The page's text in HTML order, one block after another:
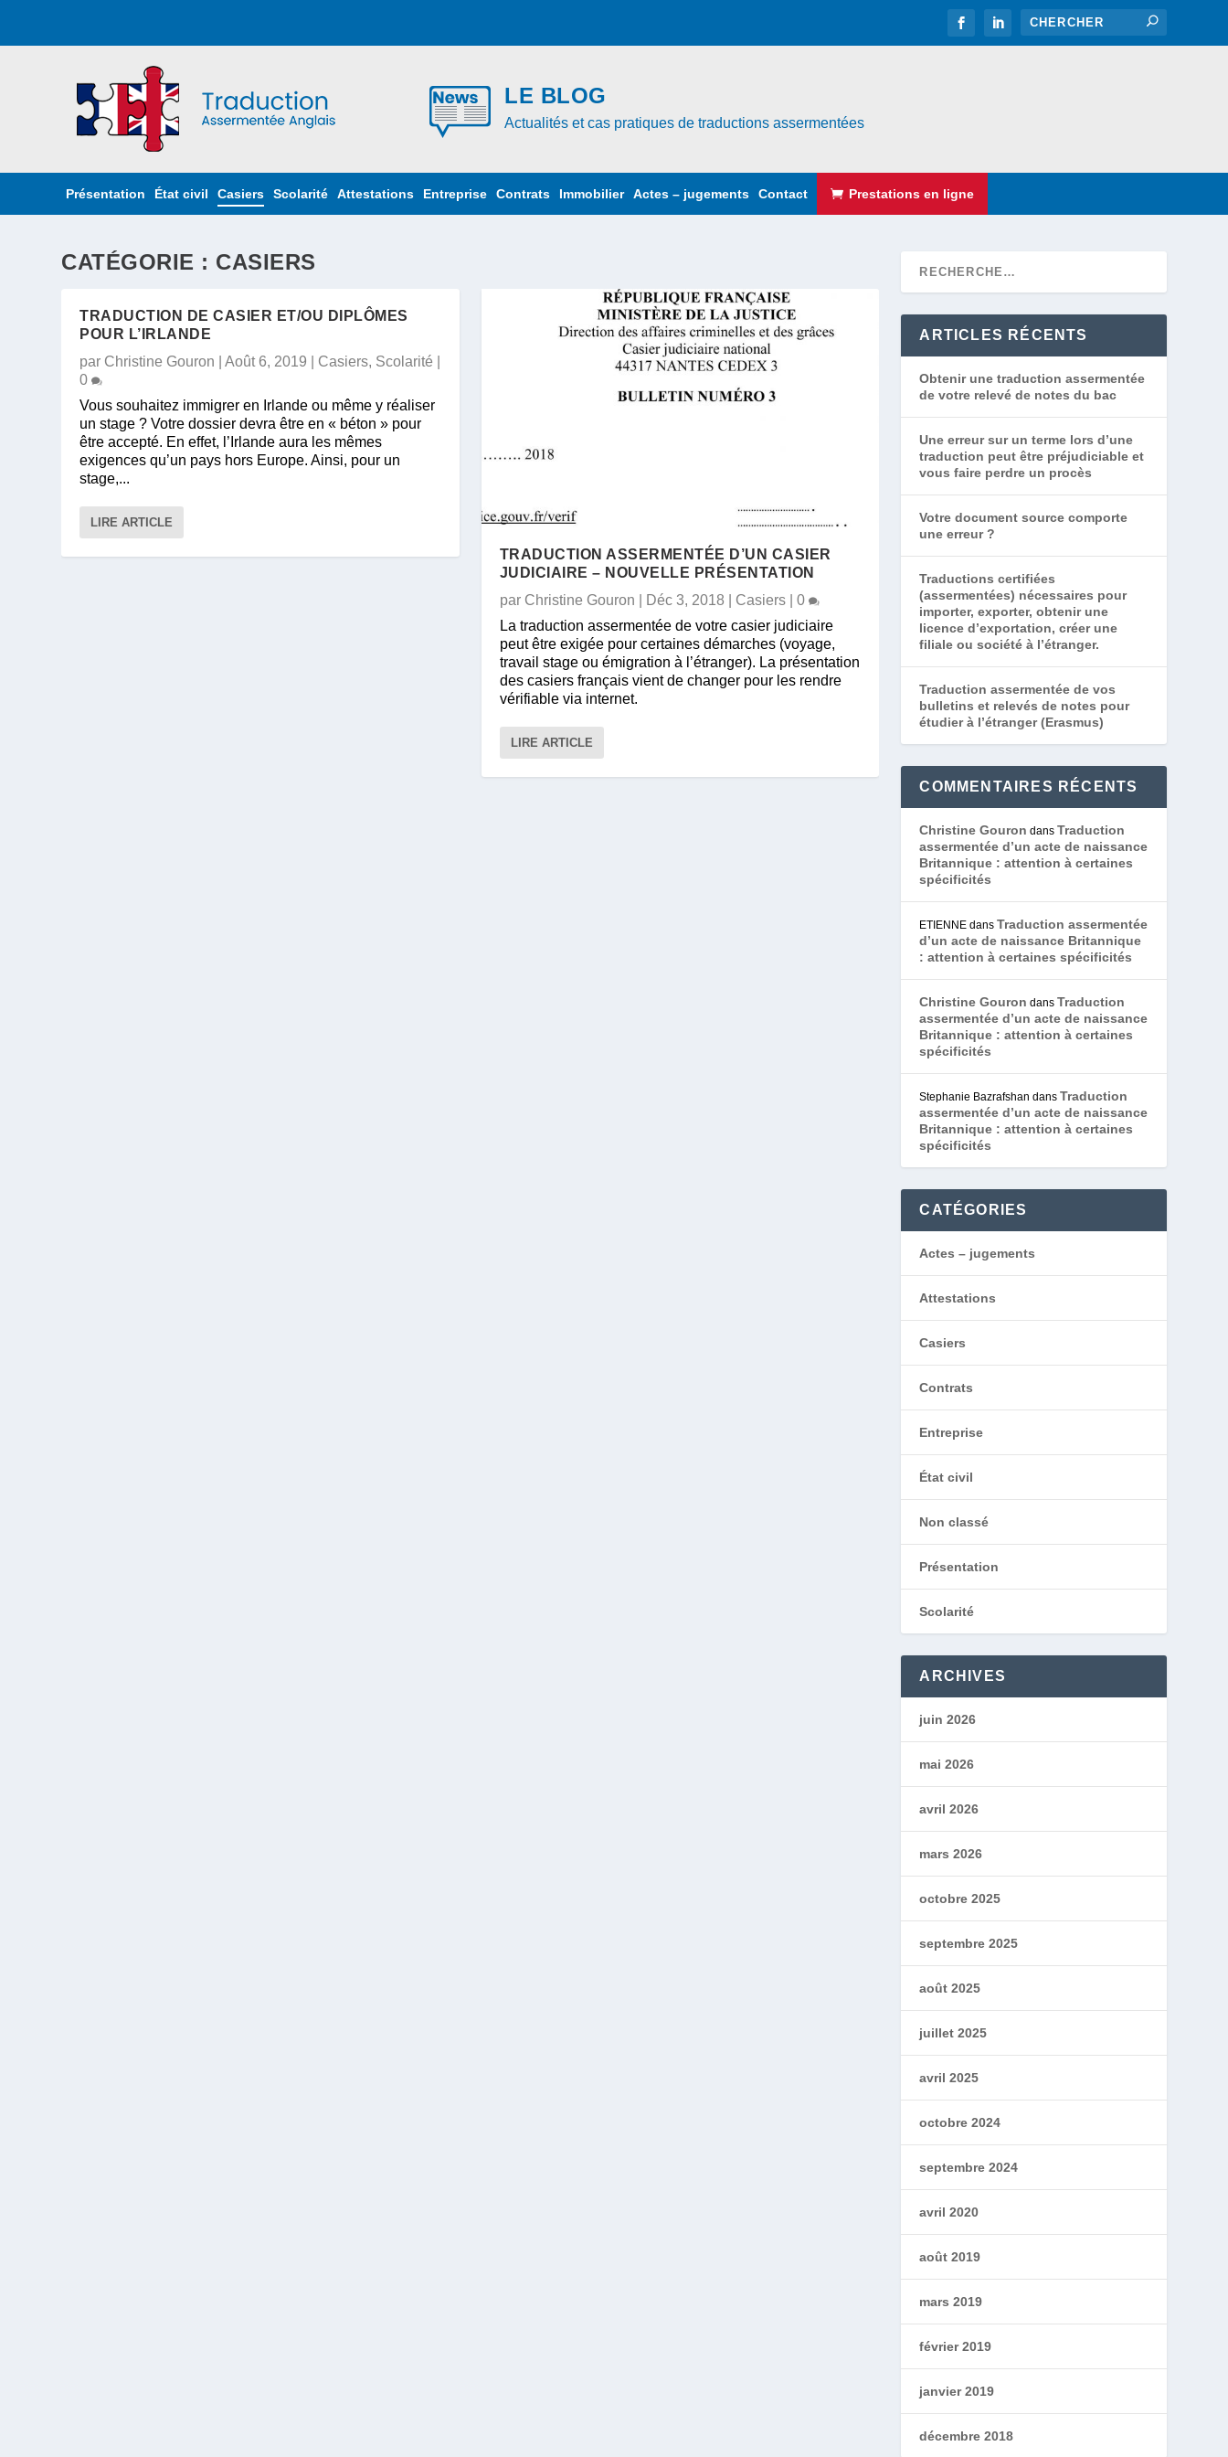
LE BLOG
Actualités et cas pratiques de traductions assermentées
Présentation État civil Casiers Scolarité Attestations Entreprise Contrats Immobilier Actes – jugements Contact Prestations en ligne
CATÉGORIE : CASIERS
TRADUCTION DE CASIER ET/OU DIPLÔMES
POUR L’IRLANDE
par Christine Gouron |Août 6, 2019 Casiers, Scolarité
0
Vous souhaitez immigrer en Irlande ou même y réaliser
un stage ? Votre dossier devra être en « béton » pour
être accepté. En effet, l’Irlande aura les mêmes
exigences qu’un pays hors Europe. Ainsi, pour un
stage,...
LIRE ARTICLE
TRADUCTION ASSERMENTÉE D’UN CASIER
JUDICIAIRE – NOUVELLE PRÉSENTATION
par Christine Gouron Déc 3, 2018 Casiers| 0
La traduction assermentée de votre casier judiciaire
peut être exigée pour certaines démarches (voyage,
travail stage ou émigration à l’étranger). La présentation
des casiers français vient de changer pour les rendre
vérifiable via internet.
LIRE ARTICLE
ARTICLES RÉCENTS
Obtenir une traduction assermentée
de votre relevé de notes du bac
Une erreur sur un terme lors d’une
traduction peut être préjudiciable et
vous faire perdre un procès
Votre document source comporte
une erreur ?
Traductions certifiées
(assermentées) nécessaires pour
importer, exporter, obtenir une
licence d’exportation, créer une
filiale ou société à l’étranger.
Traduction assermentée de vos
bulletins et relevés de notes pour
étudier à l’étranger (Erasmus)
COMMENTAIRES RÉCENTS
Christine Gouron dansTraduction
assermentée d’un acte de naissance
Britannique : attention à certaines
spécificités
ETIENNE dansTraduction assermentée
d’un acte de naissance Britannique
: attention à certaines spécificités
Christine Gouron dansTraduction
assermentée d’un acte de naissance
Britannique : attention à certaines
spécificités
Stephanie Bazrafshan dansTraduction
assermentée d’un acte de naissance
Britannique : attention à certaines
spécificités
CATÉGORIES
Actes – jugements
Attestations
Casiers
Contrats
Entreprise
État civil
Non classé
Présentation
Scolarité
ARCHIVES
juin 2026
mai 2026
avril 2026
mars 2026
octobre 2025
septembre 2025
août 2025
juillet 2025
avril 2025
octobre 2024
septembre 2024
avril 2020
août 2019
mars 2019
février 2019
janvier 2019
décembre 2018